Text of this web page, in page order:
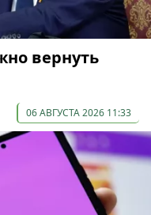
вернуть
06 АВГУСТА 2026 11:33